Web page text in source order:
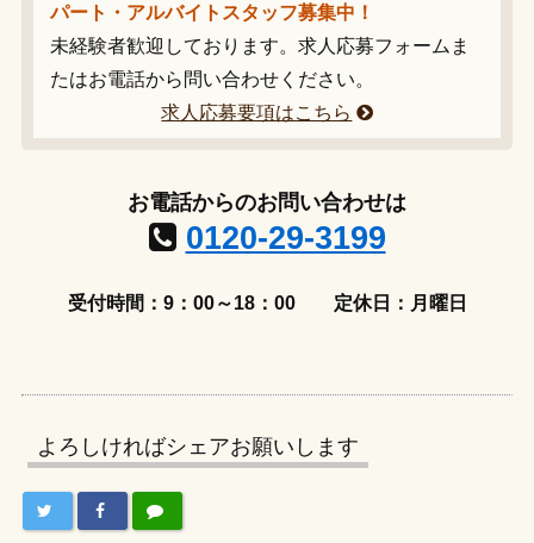
パート・アルバイトスタッフ募集中！
未経験者歓迎しております。求人応募フォームま
たはお電話から問い合わせください。
求人応募要項はこちら
お電話からのお問い合わせは
0120-29-3199
受付時間：9：00～18：00 定休日：月曜日
よろしければシェアお願いします